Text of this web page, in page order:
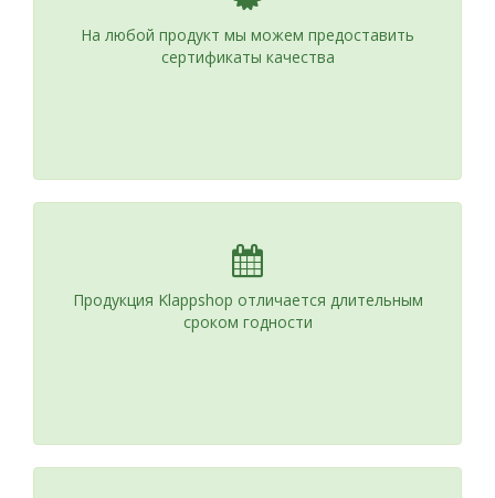
На любой продукт мы можем предоставить
сертификаты качества
Продукция Klappshop отличается длительным
сроком годности